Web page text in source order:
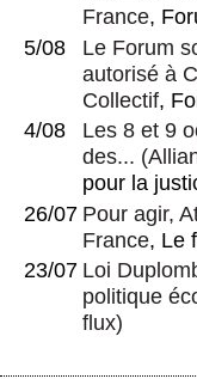
France,
5/08
Le Forum
autorisé à
Collectif,
4/08
Les 8 et 9
des... (
pour la
26/07 Pour agir,
France, Le
23/07 Loi
politique
flux)